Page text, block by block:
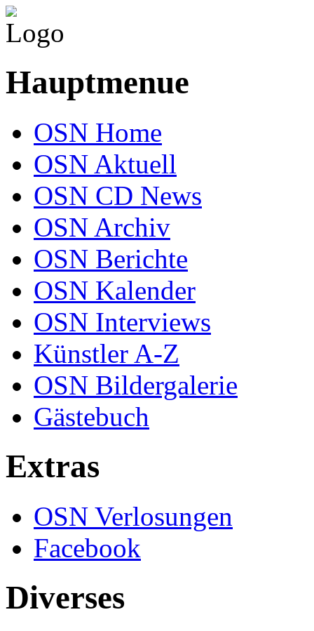
Hauptmenue
OSN Home
OSN Aktuell
OSN CD News
OSN Archiv
OSN Berichte
OSN Kalender
OSN Interviews
Künstler A-Z
OSN Bildergalerie
Gästebuch
Extras
OSN Verlosungen
Facebook
Diverses